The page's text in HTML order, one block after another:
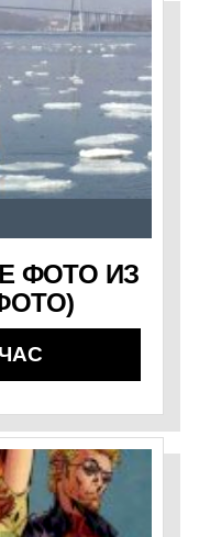
ФОТО ИЗ